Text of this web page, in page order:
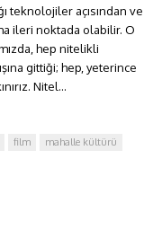
teknolojiler açısından ve
ileri noktada olabilir. O
hep nitelikli
gittiği; hep, yeterince
Nitel...
film
mahalle kültürü